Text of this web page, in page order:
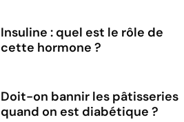
Insuline : quel est le rôle de
cette hormone ?
Doit-on bannir les pâtisseries
quand on est diabétique ?